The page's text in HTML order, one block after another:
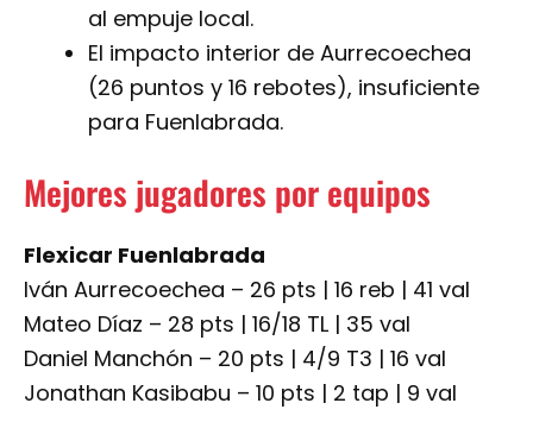
al empuje local.
El impacto interior de Aurrecoechea
(26 puntos y 16 rebotes), insuficiente
para Fuenlabrada.
Mejores jugadores por equipos
Flexicar Fuenlabrada
Iván Aurrecoechea – 26 pts | 16 reb | 41 val
Mateo Díaz – 28 pts | 16/18 TL | 35 val
Daniel Manchón – 20 pts | 4/9 T3 | 16 val
Jonathan Kasibabu – 10 pts | 2 tap | 9 val